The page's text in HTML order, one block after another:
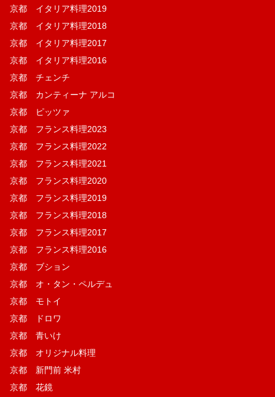
京都 イタリア料理2019
京都 イタリア料理2018
京都 イタリア料理2017
京都 イタリア料理2016
京都 チェンチ
京都 カンティーナ アルコ
京都 ピッツァ
京都 フランス料理2023
京都 フランス料理2022
京都 フランス料理2021
京都 フランス料理2020
京都 フランス料理2019
京都 フランス料理2018
京都 フランス料理2017
京都 フランス料理2016
京都 ブション
京都 オ・タン・ペルデュ
京都 モトイ
京都 ドロワ
京都 青いけ
京都 オリジナル料理
京都 新門前 米村
京都 花鏡